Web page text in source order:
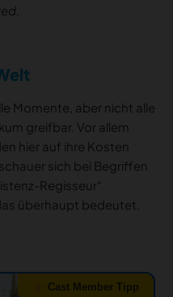
Momente, aber nicht alle
greifbar. Vor allem
hier auf ihre Kosten
sich bei Begriffen
Regisseur“
überhaupt bedeutet.
Cast Member Tipp